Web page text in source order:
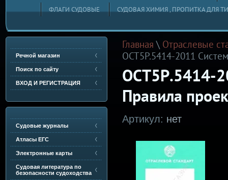
ФЛАГИ СУДОВЫЕ
СУДОВАЯ ХИМИЯ , ПРОПИТКА ДЛЯ
Главная \ Отраслевые
ОСТ5Р.5414-2011
ОСТ5Р.5414-
Правила
Артикул: нет
Речной магазин
Поиск по сайту
ВХОД И РЕГИСТРАЦИЯ
Судовые журналы
Атласы ЕГС
Электронные карты
Судовая литература по
безопасности судоходства